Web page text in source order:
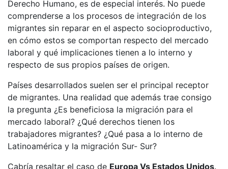
Derecho Humano, es de especial interés. No puede
comprenderse a los procesos de integración de los
migrantes sin reparar en el aspecto socioproductivo,
en cómo estos se comportan respecto del mercado
laboral y qué implicaciones tienen a lo interno y
respecto de sus propios países de origen.
Países desarrollados suelen ser el principal receptor
de migrantes. Una realidad que además trae consigo
la pregunta ¿Es beneficiosa la migración para el
mercado laboral? ¿Qué derechos tienen los
trabajadores migrantes? ¿Qué pasa a lo interno de
Latinoamérica y la migración Sur- Sur?
Cabría resaltar el caso de Europa Vs Estados Unidos.